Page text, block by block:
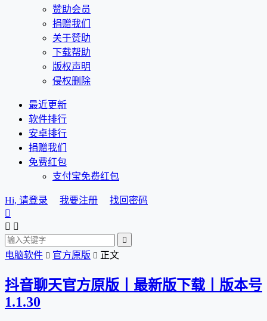
赞助会员
捐赠我们
关于赞助
下载帮助
版权声明
侵权删除
最近更新
软件排行
安卓排行
捐赠我们
免费红包
支付宝免费红包
Hi, 请登录 我要注册
找回密码

 

电脑软件  官方原版  正文
抖音聊天官方原版丨最新版下载丨版本号
1.1.30